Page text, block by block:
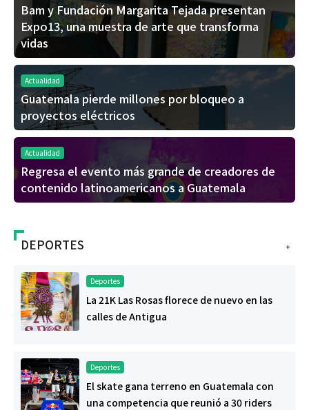
Bam y Fundación Margarita Tejada presentan
Expo13, una muestra de arte que transforma
vidas
Actualidad
Guatemala pierde millones por bloqueo a
proyectos eléctricos
Actualidad
Regresa el evento más grande de creadores de
contenido latinoamericanos a Guatemala
+
DEPORTES
Deportes
La 21K Las Rosas florece de nuevo en las
calles de Antigua
Deportes
El skate gana terreno en Guatemala con
una competencia que reunió a 30 riders